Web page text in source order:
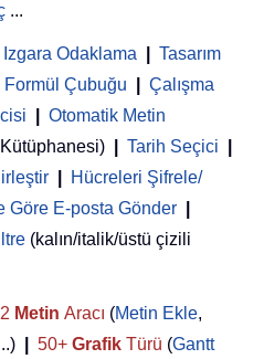
...
Izgara Odaklama
Tasarım
Çubuğu
Çalışma
Otomatik Metin
Tarih Seçici
Hücreleri Şifrele/
Göre E-posta Gönder
(kalın/italik/üstü çizili
Metin Aracı (Metin Ekle,
50+ Grafik Türü (Gantt